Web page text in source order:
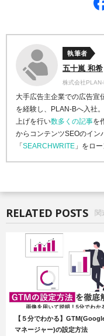
執筆者
五十嵐 和希
株式会社
大手広告主企業での広告宣
を経験し、PLAN-Bへ入社
上げを行い数多くの記事を
からコンテンツSEOのイン
「SEARCHWRITE 」をロ
RELATED POSTS 関
【５分でわかる】
マネージャー)の設定方法